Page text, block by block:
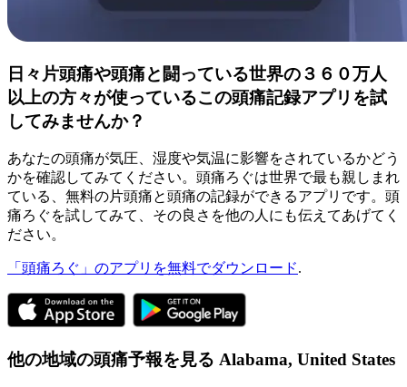
日々片頭痛や頭痛と闘っている世界の３６０万人
以上の方々が使っているこの頭痛記録アプリを試
してみませんか？
あなたの頭痛が気圧、湿度や気温に影響をされているかどう
かを確認してみてください。頭痛ろぐは世界で最も親しまれ
ている、無料の片頭痛と頭痛の記録ができるアプリです。頭
痛ろぐを試してみて、その良さを他の人にも伝えてあげてく
ださい。
「頭痛ろぐ」のアプリを無料でダウンロード.
他の地域の頭痛予報を見る Alabama, United States